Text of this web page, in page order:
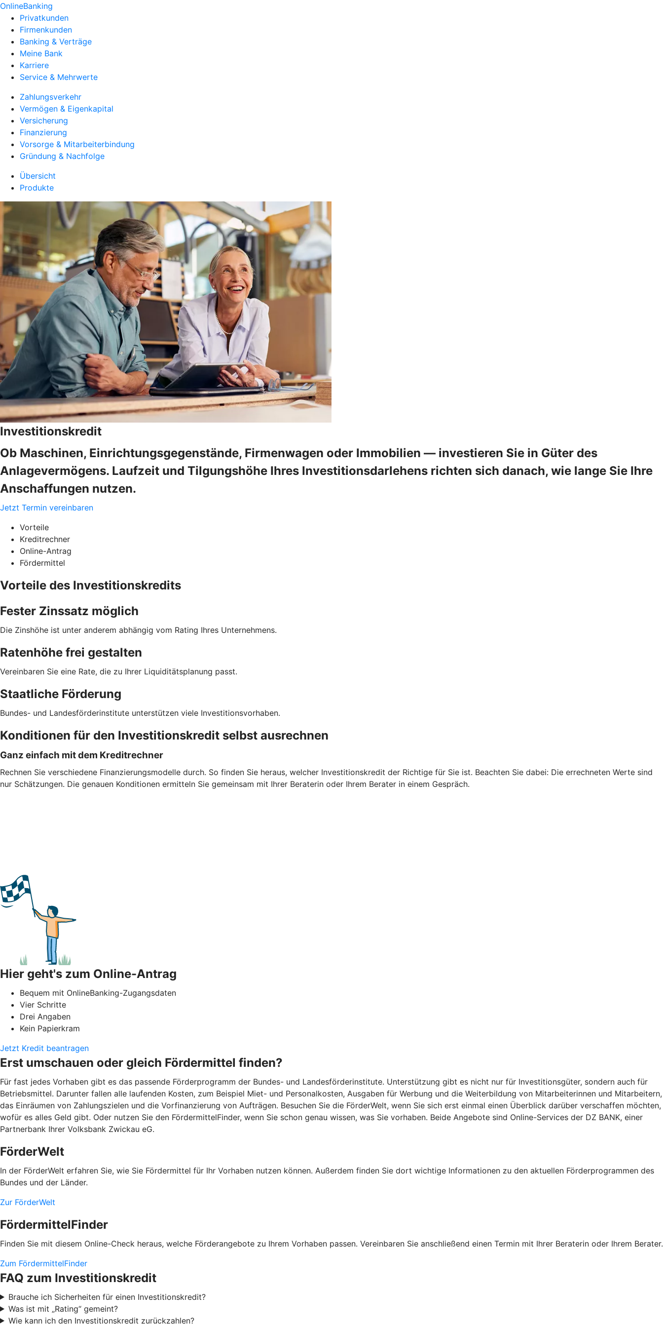
OnlineBanking
Privatkunden
Firmenkunden
Banking & Verträge
Meine Bank
Karriere
Service & Mehrwerte
Zahlungsverkehr
Vermögen & Eigenkapital
Versicherung
Finanzierung
Vorsorge & Mitarbeiterbindung
Gründung & Nachfolge
Übersicht
Produkte
Investitionskredit
Ob Maschinen, Einrichtungsgegenstände, Firmenwagen oder Immobilien — investieren Sie in Güter des
Anlagevermögens. Laufzeit und Tilgungshöhe Ihres Investitionsdarlehens richten sich danach, wie lange Sie Ihre
Anschaffungen nutzen.
Jetzt Termin vereinbaren
Vorteile
Kreditrechner
Online-Antrag
Fördermittel
Vorteile des Investitionskredits
Fester Zinssatz möglich
Die Zinshöhe ist unter anderem abhängig vom Rating Ihres Unternehmens.
Ratenhöhe frei gestalten
Vereinbaren Sie eine Rate, die zu Ihrer Liquiditätsplanung passt.
Staatliche Förderung
Bundes- und Landesförderinstitute unterstützen viele Investitionsvorhaben.
Konditionen für den Investitionskredit selbst ausrechnen
Ganz einfach mit dem Kreditrechner
Rechnen Sie verschiedene Finanzierungsmodelle durch. So finden Sie heraus, welcher Investitionskredit der Richtige für Sie ist. Beachten Sie dabei: Die errechneten Werte sind
nur Schätzungen. Die genauen Konditionen ermitteln Sie gemeinsam mit Ihrer Beraterin oder Ihrem Berater in einem Gespräch.
Hier geht's zum Online-Antrag
Bequem mit OnlineBanking-Zugangsdaten
Vier Schritte
Drei Angaben
Kein Papierkram
Jetzt Kredit beantragen
Erst umschauen oder gleich Fördermittel finden?
Für fast jedes Vorhaben gibt es das passende Förderprogramm der Bundes- und Landesförderinstitute. Unterstützung gibt es nicht nur für Investitionsgüter, sondern auch für
Betriebsmittel. Darunter fallen alle laufenden Kosten, zum Beispiel Miet- und Personalkosten, Ausgaben für Werbung und die Weiterbildung von Mitarbeiterinnen und Mitarbeitern,
das Einräumen von Zahlungszielen und die Vorfinanzierung von Aufträgen. Besuchen Sie die FörderWelt, wenn Sie sich erst einmal einen Überblick darüber verschaffen möchten,
wofür es alles Geld gibt. Oder nutzen Sie den FördermittelFinder, wenn Sie schon genau wissen, was Sie vorhaben. Beide Angebote sind Online-Services der DZ BANK, einer
Partnerbank Ihrer Volksbank Zwickau eG.
FörderWelt
In der FörderWelt erfahren Sie, wie Sie Fördermittel für Ihr Vorhaben nutzen können. Außerdem finden Sie dort wichtige Informationen zu den aktuellen Förderprogrammen des
Bundes und der Länder.
Zur FörderWelt
FördermittelFinder
Finden Sie mit diesem Online-Check heraus, welche Förderangebote zu Ihrem Vorhaben passen. Vereinbaren Sie anschließend einen Termin mit Ihrer Beraterin oder Ihrem Berater.
Zum FördermittelFinder
FAQ zum Investitionskredit
Brauche ich Sicherheiten für einen Investitionskredit?
Was ist mit „Rating“ gemeint?
Wie kann ich den Investitionskredit zurückzahlen?